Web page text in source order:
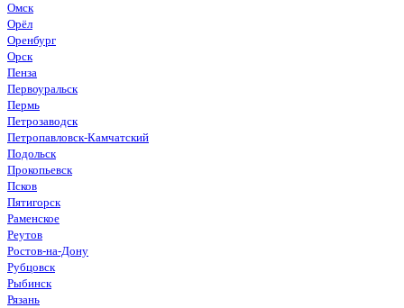
Омск
Орёл
Оренбург
Орск
Пенза
Первоуральск
Пермь
Петрозаводск
Петропавловск-Камчатский
Подольск
Прокопьевск
Псков
Пятигорск
Раменское
Реутов
Ростов-на-Дону
Рубцовск
Рыбинск
Рязань